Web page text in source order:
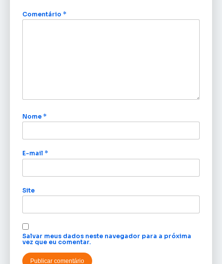
Comentário *
Nome *
E-mail *
Site
Salvar meus dados neste navegador para a próxima
vez que eu comentar.